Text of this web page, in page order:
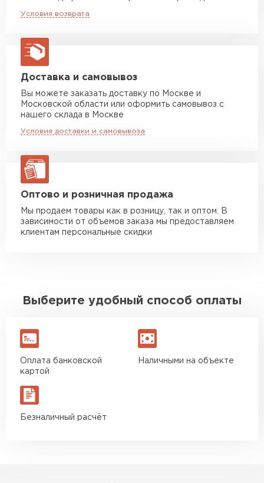
макс. длина груза 13,5 м
Манипулятор до 5 тн
макс. длина груза 6 м
Манипулятор до 10 тн
макс. длина груза 8 м
Манипулятор до 20 тн
Условия возврата
Доставка и самовывоз
Вы можете заказать доставку по Москве и
Московской области или оформить самовывоз с
нашего склада в Москве
Условия доставки и самовывоза
Оптово и розничная продажа
Мы продаем товары как в розницу, так и оптом. В
зависимости от объемов заказа мы предоставляем
клиентам персональные скидки
Выберите удобный способ оплаты
Оплата банковской
картой
Наличными на объекте
Безналичный расчёт